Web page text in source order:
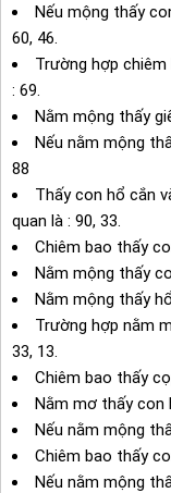
Nếu mộng thấy
60, 46.
Trường hợp
: 69.
Nằm mộng thấy
Nếu nằm mộng
88
Thấy con hổ cắn
quan là : 90, 33.
Chiêm bao thấy
Nằm mộng thấy
Nằm mộng thấy
Trường hợp nằm
33, 13.
Chiêm bao thấy
Nằm mơ thấy con
Nếu nằm mộng
Chiêm bao thấy
Nếu nằm mộng